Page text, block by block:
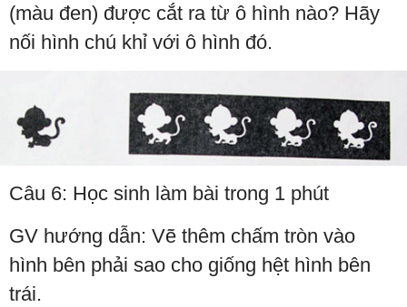
(màu đen) được cắt ra từ ô hình nào? Hãy
nối hình chú khỉ với ô hình đó.
Câu 6: Học sinh làm bài trong 1 phút
GV hướng dẫn: Vẽ thêm chấm tròn vào
hình bên phải sao cho giống hệt hình bên
trái.